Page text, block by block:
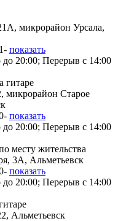
микрорайон Урсала,
показать
20:00; Перерыв с 14:00
гитаре
микрорайон Старое
показать
20:00; Перерыв с 14:00
месту жительства
3А, Альметьевск
показать
20:00; Перерыв с 14:00
Альметьевск